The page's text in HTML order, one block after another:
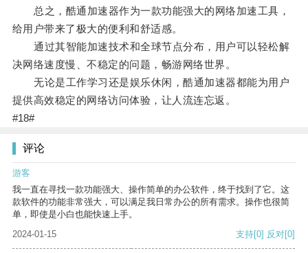
总之，酷通加速器作为一款功能强大的网络加速工具，
给用户带来了极大的便利和舒适感。
通过其智能加速技术和全球节点分布，用户可以轻松解
决网络速度慢、不稳定的问题，畅游网络世界。
无论是工作学习还是娱乐休闲，酷通加速器都能为用户
提供高效稳定的网络访问体验，让人流连忘返。
#18#
评论
游客
我一直在寻找一款功能强大、操作简单的办公软件，终于找到了它。这
款软件的功能非常强大，可以满足我日常办公的所有需求。操作也很简
单，即使是小白也能快速上手。
2024-01-15
支持[0] 反对[0]